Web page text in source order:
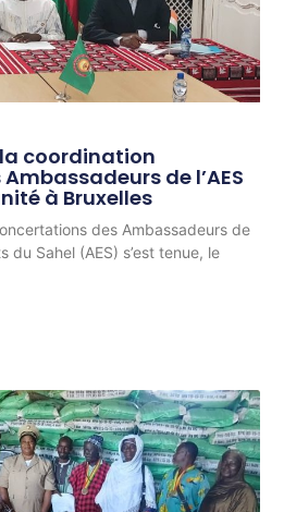
coordination
de l’AES
à Bruxelles
des Ambassadeurs de
du Sahel (AES) s’est tenue, le